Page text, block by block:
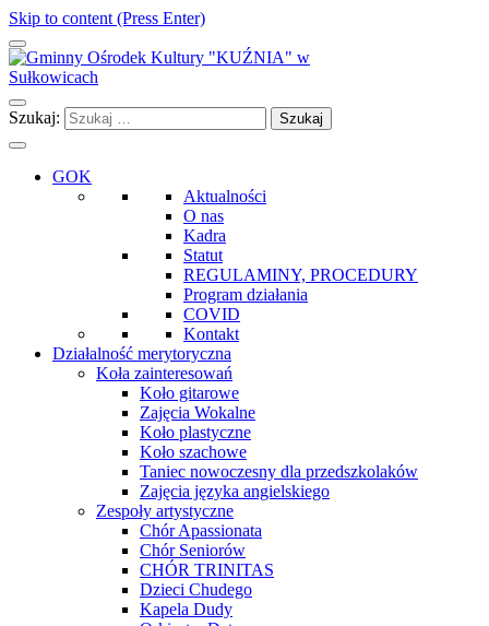
Skip to content (Press Enter)
Gminny Ośrodek Kultury "KUŹNIA" w Sułkowicach
Szukaj:
GOK
Aktualności
O nas
Kadra
Statut
REGULAMINY, PROCEDURY
Program działania
COVID
Kontakt
Działalność merytoryczna
Koła zainteresowań
Koło gitarowe
Zajęcia Wokalne
Koło plastyczne
Koło szachowe
Taniec nowoczesny dla przedszkolaków
Zajęcia języka angielskiego
Zespoły artystyczne
Chór Apassionata
Chór Seniorów
CHÓR TRINITAS
Dzieci Chudego
Kapela Dudy